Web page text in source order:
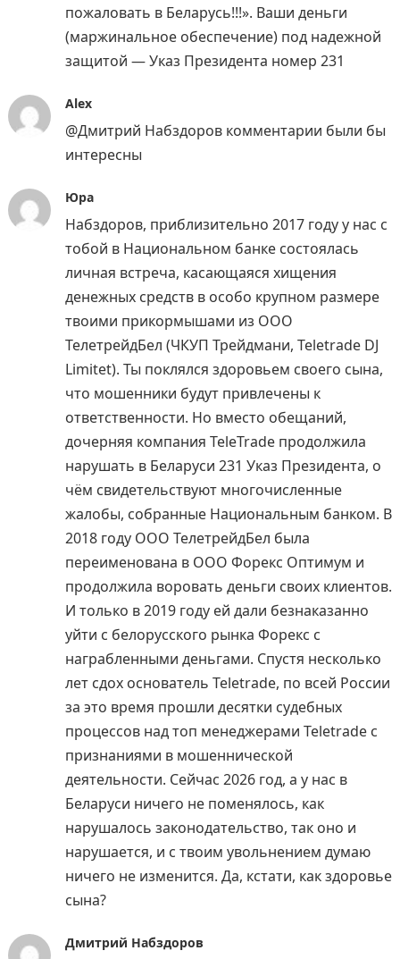
пожаловать в Беларусь!!!». Ваши деньги
(маржинальное обеспечение) под надежной
защитой — Указ Президента номер 231
Alex
@Дмитрий Набздоров комментарии были бы
интересны
Юра
Набздоров, приблизительно 2017 году у нас с
тобой в Национальном банке состоялась
личная встреча, касающаяся хищения
денежных средств в особо крупном размере
твоими прикормышами из ООО
ТелетрейдБел (ЧКУП Трейдмани, Teletrade DJ
Limitet). Ты поклялся здоровьем своего сына,
что мошенники будут привлечены к
ответственности. Но вместо обещаний,
дочерняя компания TeleTrade продолжила
нарушать в Беларуси 231 Указ Президента, о
чём свидетельствуют многочисленные
жалобы, собранные Национальным банком. В
2018 году ООО ТелетрейдБел была
переименована в ООО Форекс Оптимум и
продолжила воровать деньги своих клиентов.
И только в 2019 году ей дали безнаказанно
уйти с белорусского рынка Форекс с
награбленными деньгами. Спустя несколько
лет сдох основатель Teletrade, по всей России
за это время прошли десятки судебных
процессов над топ менеджерами Teletrade с
признаниями в мошеннической
деятельности. Сейчас 2026 год, а у нас в
Беларуси ничего не поменялось, как
нарушалось законодательство, так оно и
нарушается, и с твоим увольнением думаю
ничего не изменится. Да, кстати, как здоровье
сына?
Дмитрий Набздоров